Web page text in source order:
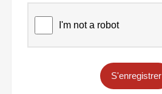
S'enregistrer